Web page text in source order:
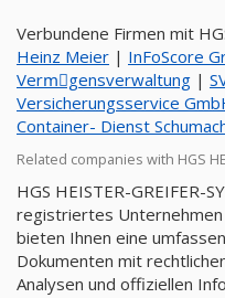
Verbundene Firmen mit
Heinz Meier | InFoScore
Vermِgensverwaltung |
Versicherungsservice
Container- Dienst
Related companies with HGS
HGS HEISTER-GREIFER-
registriertes
bieten Ihnen eine
Dokumenten mit
Analysen und offiziellen